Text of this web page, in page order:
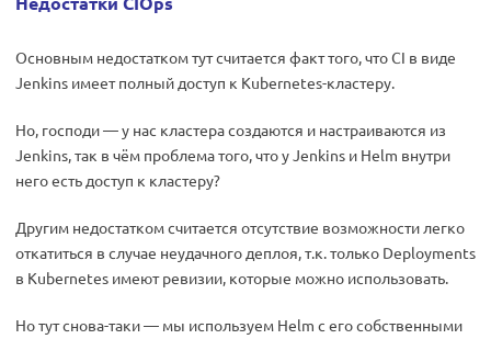
Основным недостатком тут считается факт того, что CI в виде
Jenkins имеет полный доступ к Kubernetes-кластеру.
Но, господи — у нас кластера создаются и настраиваются из
Jenkins, так в чём проблема того, что у Jenkins и Helm внутри
него есть доступ к кластеру?
Другим недостатком считается отсутствие возможности легко
откатиться в случае неудачного деплоя, т.к. только Deployments
в Kubernetes имеют ревизии, которые можно использовать.
Но тут снова-таки — мы используем Helm с его собственными